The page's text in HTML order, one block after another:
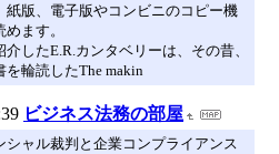
版、電子版やコンビニのコピー機
ます。
したE.R.カンタベリーは、その昔、
輪読したThe makin
ビジネス法務の部屋
シャル裁判と企業コンプライアンス